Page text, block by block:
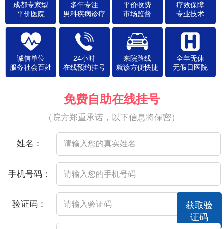
成都专家型
平价医院
多年专注
男科疾病诊疗
平价收费
市场监督
疗效保障
专业技术
诚信单位
服务社会百姓
24小时
在线预约挂号
来院路线
就诊方便快捷
全年无休
无假日医院
免费自助在线挂号
（院方郑重承诺，以下信息将保密）
姓名：
手机号码：
验证码：
获取验
证码